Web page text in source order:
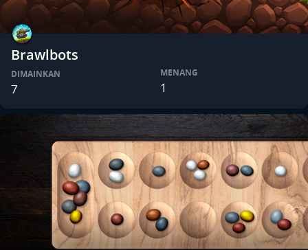
Brawlbots
DIMAINKAN
7
MENANG
1